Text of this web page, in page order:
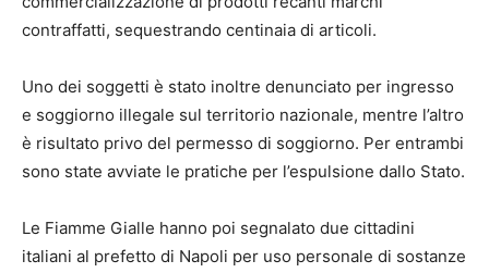
contraffatti, sequestrando centinaia di articoli.
Uno dei soggetti è stato inoltre denunciato per ingresso
e soggiorno illegale sul territorio nazionale, mentre l’altro
è risultato privo del permesso di soggiorno. Per entrambi
sono state avviate le pratiche per l’espulsione dallo Stato.
Le Fiamme Gialle hanno poi segnalato due cittadini
italiani al prefetto di Napoli per uso personale di sostanze